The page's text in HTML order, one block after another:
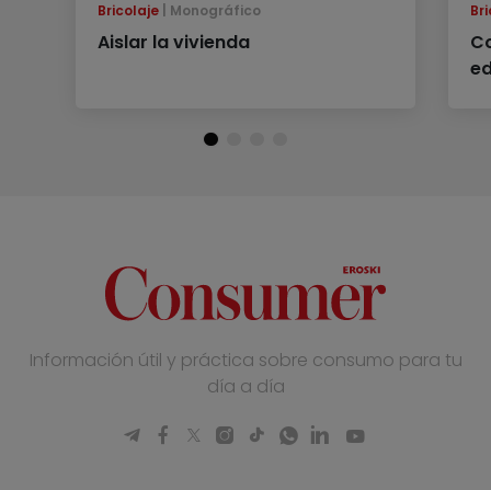
Bricolaje Monográfico
Aislar la vivienda
Información útil y práctica sobre consumo para tu
día a día